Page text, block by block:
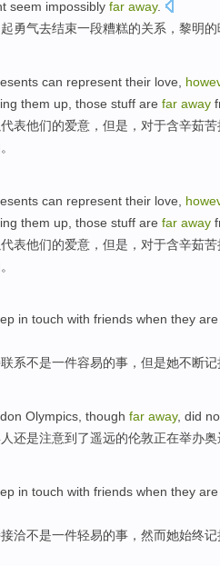
seem impossibly far away.
勇气去结束一段糟糕的关系 ，黎明的
can represent their love
them up, those stuff are far away
代表他们的爱意 ， 但是 ， 对于含辛茹苦
can represent their love
them up, those stuff are far away
代表他们的爱意 ， 但是 ， 对于含辛茹苦
in touch with friends when they are
联系不是一件容易的事， 但是她不断记
Olympics though far away, did
还是注意到了遥远的伦敦正在举办奥
in touch with friends when they are
接洽不是一件轻易的事， 然而她始终记